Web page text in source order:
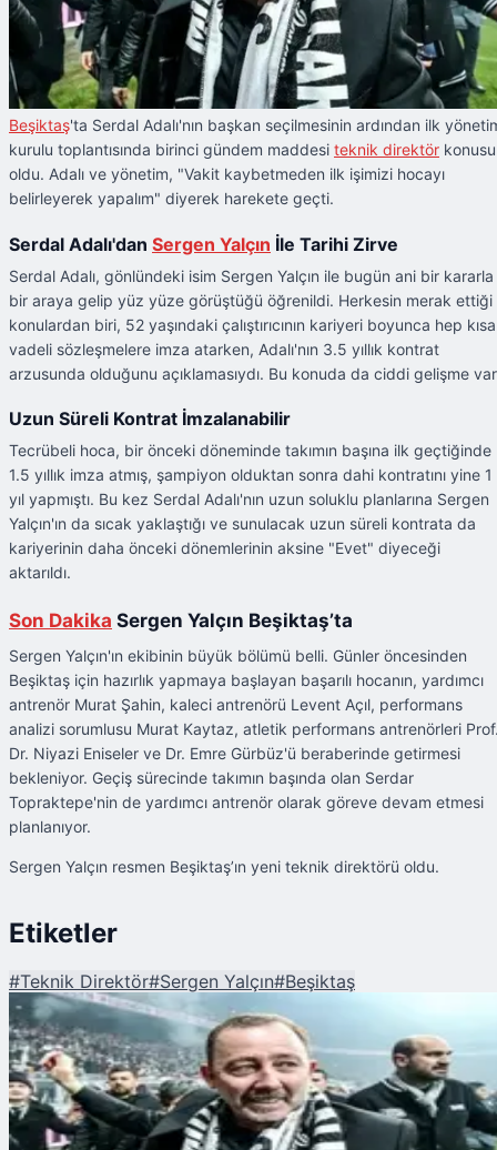
Beşiktaş'ta Serdal Adalı'nın başkan seçilmesinin ardından ilk
kurulu toplantısında birinci gündem maddesi teknik direktör konusu
oldu. Adalı ve yönetim, "Vakit kaybetmeden ilk işimizi hocayı
belirleyerek yapalım" diyerek harekete geçti.
Serdal Adalı'dan Sergen Yalçın İle Tarihi Zirve
Serdal Adalı, gönlündeki isim Sergen Yalçın ile bugün ani bir kararla
bir araya gelip yüz yüze görüştüğü öğrenildi. Herkesin merak ettiği
konulardan biri, 52 yaşındaki çalıştırıcının kariyeri boyunca hep kısa
vadeli sözleşmelere imza atarken, Adalı'nın 3.5 yıllık kontrat
arzusunda olduğunu açıklamasıydı. Bu konuda da ciddi gelişme
Uzun Süreli Kontrat İmzalanabilir
Tecrübeli hoca, bir önceki döneminde takımın başına ilk geçtiğinde
1.5 yıllık imza atmış, şampiyon olduktan sonra dahi kontratını yine 1
yıl yapmıştı. Bu kez Serdal Adalı'nın uzun soluklu planlarına Sergen
Yalçın'ın da sıcak yaklaştığı ve sunulacak uzun süreli kontrata da
kariyerinin daha önceki dönemlerinin aksine "Evet" diyeceği
aktarıldı.
Son Dakika Sergen Yalçın Beşiktaş’ta
Sergen Yalçın'ın ekibinin büyük bölümü belli. Günler öncesinden
Beşiktaş için hazırlık yapmaya başlayan başarılı hocanın, yardımcı
antrenör Murat Şahin, kaleci antrenörü Levent Açıl, performans
analizi sorumlusu Murat Kaytaz, atletik performans antrenörleri
Dr. Niyazi Eniseler ve Dr. Emre Gürbüz'ü beraberinde getirmesi
bekleniyor. Geçiş sürecinde takımın başında olan Serdar
Topraktepe'nin de yardımcı antrenör olarak göreve devam etmesi
planlanıyor.
Sergen Yalçın resmen Beşiktaş’ın yeni teknik direktörü oldu.
Etiketler
#Teknik Direktör#Sergen Yalçın#Beşiktaş
Şu An Okunan
Beşiktaş'ın Yeni Teknik Direktörü Sergen Yalçın Oldu!